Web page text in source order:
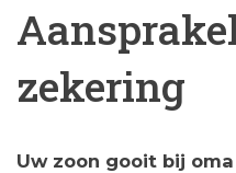
zekering
Uw zoon gooit bij